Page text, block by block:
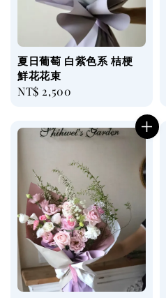
夏日葡萄 白紫色系 桔梗
鮮花花束
Regular
NT$ 2,500